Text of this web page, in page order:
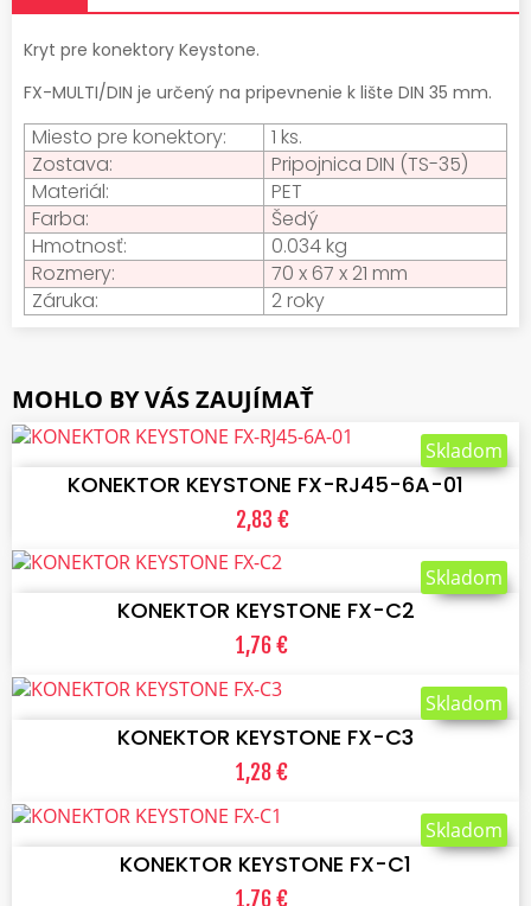
Kryt pre konektory Keystone.
FX-MULTI/DIN je určený na pripevnenie k lište DIN 35 mm.
Miesto pre konektory:
1 ks.
Zostava:
Pripojnica DIN (TS-35)
Materiál:
PET
Farba:
Šedý
Hmotnosť:
0.034 kg
Rozmery:
70 x 67 x 21 mm
Záruka:
2 roky
MOHLO BY VÁS ZAUJÍMAŤ
VLOŽIŤ DO KOŠÍKA
KONEKTOR KEYSTONE FX-RJ45-6A-01
2,83 €
Skladom
VLOŽIŤ DO KOŠÍKA
KONEKTOR KEYSTONE FX-C2
1,76 €
Skladom
VLOŽIŤ DO KOŠÍKA
KONEKTOR KEYSTONE FX-C3
1,28 €
Skladom
VLOŽIŤ DO KOŠÍKA
KONEKTOR KEYSTONE FX-C1
1,76 €
Skladom